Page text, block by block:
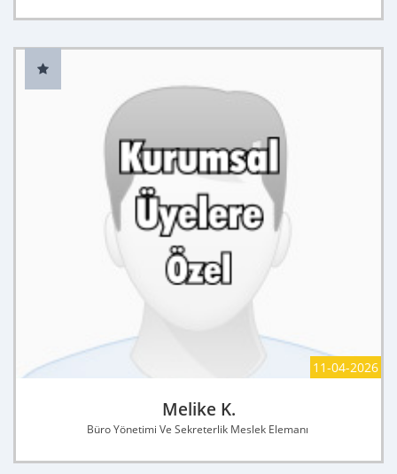
11-04-2026
Melike K.
Büro Yönetimi Ve Sekreterlik Meslek Elemanı